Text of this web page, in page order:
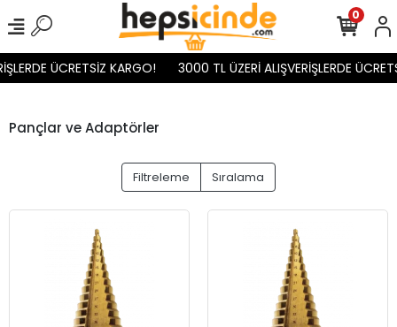
ÜCRETSİZ KARGO! 3000 TL ÜZERİ ALIŞVERİŞLERDE
0
Pançlar ve Adaptörler
Filtreleme Sıralama